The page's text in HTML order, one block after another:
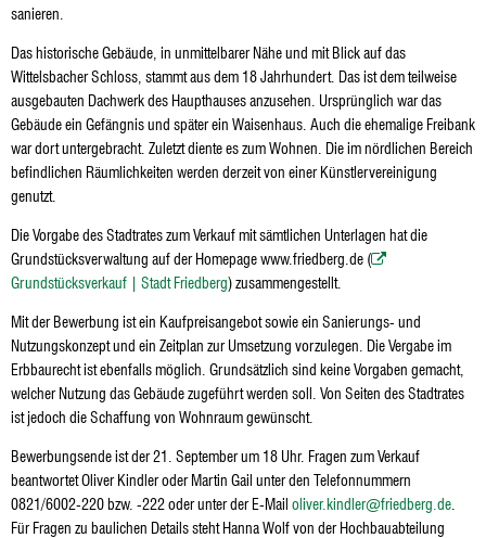
sanieren.
Das historische Gebäude, in unmittelbarer Nähe und mit Blick auf das
Wittelsbacher Schloss, stammt aus dem 18 Jahrhundert. Das ist dem teilweise
ausgebauten Dachwerk des Haupthauses anzusehen. Ursprünglich war das
Gebäude ein Gefängnis und später ein Waisenhaus. Auch die ehemalige Freibank
war dort untergebracht. Zuletzt diente es zum Wohnen. Die im nördlichen Bereich
befindlichen Räumlichkeiten werden derzeit von einer Künstlervereinigung
genutzt.
Die Vorgabe des Stadtrates zum Verkauf mit sämtlichen Unterlagen hat die
Grundstücksverwaltung auf der Homepage www.friedberg.de (
Grundstücksverkauf | Stadt Friedberg) zusammengestellt.
Mit der Bewerbung ist ein Kaufpreisangebot sowie ein Sanierungs- und
Nutzungskonzept und ein Zeitplan zur Umsetzung vorzulegen. Die Vergabe im
Erbbaurecht ist ebenfalls möglich. Grundsätzlich sind keine Vorgaben gemacht,
welcher Nutzung das Gebäude zugeführt werden soll. Von Seiten des Stadtrates
ist jedoch die Schaffung von Wohnraum gewünscht.
Bewerbungsende ist der21. September um 18 Uhr. Fragen zum Verkauf
beantwortet Oliver Kindler oder Martin Gail unter den Telefonnummern
0821/6002-220 bzw. -222 oder unter der E-Mail oliver.kindler@friedberg.de
Für Fragen zu baulichen Details steht Hanna Wolf von der Hochbauabteilung